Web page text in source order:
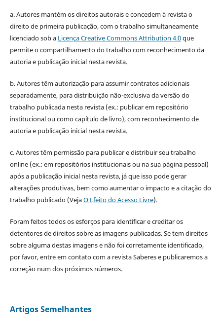
a. Autores mantém os direitos autorais e concedem à revista o
direito de primeira publicação, com o trabalho simultaneamente
licenciado sob a Licença Creative Commons Attribution 4.0que
permite o compartilhamento do trabalho com reconhecimento da
autoria e publicação inicial nesta revista.
b. Autores têm autorização para assumir contratos adicionais
separadamente, para distribuição não-exclusiva da versão do
trabalho publicada nesta revista (ex.: publicar em repositório
institucional ou como capítulo de livro), com reconhecimento de
autoria e publicação inicial nesta revista.
c. Autores têm permissão para publicar e distribuir seu trabalho
online (ex.: em repositórios institucionais ou na sua página pessoal)
após a publicação inicial nesta revista, já que isso pode gerar
alterações produtivas, bem como aumentar o impacto e a citação do
trabalho publicado (VejaO Efeito do Acesso Livre).
Foram feitos todos os esforços para identificar e creditar os
detentores de direitos sobre as imagens publicadas. Se tem direitos
sobre alguma destas imagens e não foi corretamente identificado,
por favor, entre em contato com a revista Saberes e publicaremos a
correção num dos próximos números.
Artigos Semelhantes